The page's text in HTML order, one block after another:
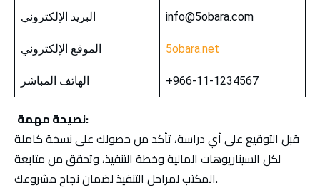
البريد الإلكتروني info@5obara.com
الموقع الإلكتروني 5obara.net
الهاتف المباشر +966-11-1234567
نصيحة مهمة:
قبل التوقيع على أي دراسة، تأكد من حصولك على نسخة كاملة
لكل السيناريوهات المالية وخطة التنفيذ، وتحقق من متابعة
المكتب لمراحل التنفيذ لضمان نجاح مشروعك.